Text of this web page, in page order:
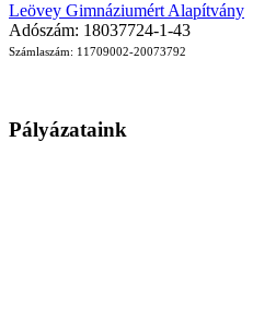
Leövey Gimnáziumért Alapítvány
Adószám: 18037724-1-43
Számlaszám: 11709002-20073792
Pályázataink